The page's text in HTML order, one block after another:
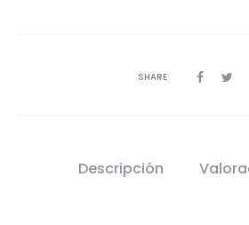
SHARE
Descripción